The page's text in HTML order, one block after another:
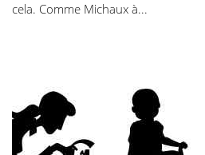
cela. Comme Michaux à...